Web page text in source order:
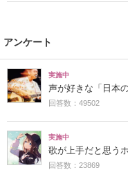
アンケート
実施中
声が好きな「日本
回答数：49502
実施中
歌が上手だと思う
回答数：23869